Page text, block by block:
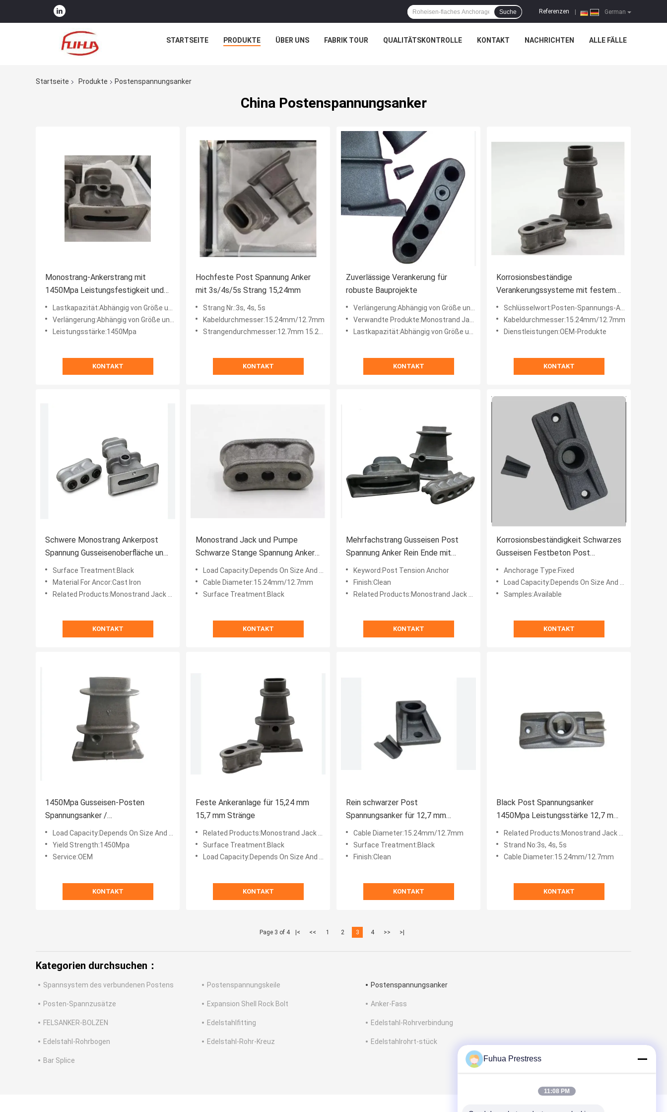
German
Referenzen
Suche
STARTSEITE PRODUKTE ÜBER UNS FABRIK TOUR QUALITÄTSKONTROLLE KONTAKT NACHRICHTEN ALLE FÄLLE
Startseite Produkte Postenspannungsanker
China Postenspannungsanker
Monostrang-Ankerstrang mit
1450Mpa Leistungsfestigkeit und
schwarzer Oberflächenbehandlung
Lastkapazität:Abhängig von Größe und Design
Verlängerung:Abhängig von Größe und Design
Leistungsstärke:1450Mpa
KONTAKT
Hochfeste Post Spannung Anker
mit 3s/4s/5s Strang 15,24mm
Strang Nr.:3s, 4s, 5s
Kabeldurchmesser:15.24mm/12.7mm
Strangendurchmesser:12.7mm 15.2mm 15.7mm
KONTAKT
Zuverlässige Verankerung für
robuste Bauprojekte
Verlängerung:Abhängig von Größe und Design
Verwandte Produkte:Monostrand Jack und Pumpe
Lastkapazität:Abhängig von Größe und Design
KONTAKT
Korrosionsbeständige
Verankerungssysteme mit festem
Verankerungstyp aus Gusseisen
Schlüsselwort:Posten-Spannungs-Anker
Kabeldurchmesser:15.24mm/12.7mm
Dienstleistungen:OEM-Produkte
KONTAKT
Schwere Monostrang Ankerpost
Spannung Gusseisenoberfläche und
mehrere Strangendurchmesser
Surface Treatment:Black
Material For Ancor:Cast Iron
Related Products:Monostrand Jack And Pump
KONTAKT
Monostrand Jack und Pumpe
Schwarze Stange Spannung Anker
Korrosionsbeständigkeit OEM
Service verfügbar
Load Capacity:Depends On Size And Design
Cable Diameter:15.24mm/12.7mm
Surface Treatment:Black
KONTAKT
Mehrfachstrang Gusseisen Post
Spannung Anker Rein Ende mit
mehreren Strang Durchmesser
Keyword:Post Tension Anchor
Finish:Clean
Related Products:Monostrand Jack And Pump
KONTAKT
Korrosionsbeständigkeit Schwarzes
Gusseisen Festbeton Post
Spannungssystem mit verfügbaren
Proben
Anchorage Type:Fixed
Load Capacity:Depends On Size And Design
Samples:Available
KONTAKT
1450Mpa Gusseisen-Posten
Spannungsanker /
Spannungsankerstrang mit
Strangendurchmesser 12,7 mm
Load Capacity:Depends On Size And Design
Yield Strength:1450Mpa
Service:OEM
KONTAKT
Feste Ankeranlage für 15,24 mm
15,7 mm Stränge
Related Products:Monostrand Jack And Pump
Surface Treatment:Black
Load Capacity:Depends On Size And Design
KONTAKT
Rein schwarzer Post
Spannungsanker für 12,7 mm
Kabeldurchmesser Festankerung
Typ verfügbare Proben
Cable Diameter:15.24mm/12.7mm
Surface Treatment:Black
Finish:Clean
KONTAKT
Black Post Spannungsanker
1450Mpa Leistungsstärke 12,7 mm
15,2 mm 15,7 mm
Strangendurchmesser
Related Products:Monostrand Jack And Pump
Strand No:3s, 4s, 5s
Cable Diameter:15.24mm/12.7mm
KONTAKT
Page 3 of 4 |< << 1 2 3 4 >> >|
Kategorien durchsuchen：
Spannsystem des verbundenen Postens Postenspannungskeile Postenspannungsanker
Posten-Spannzusätze Expansion Shell Rock Bolt Anker-Fass
FELSANKER-BOLZEN Edelstahlfitting Edelstahl-Rohrverbindung
Edelstahl-Rohrbogen Edelstahl-Rohr-Kreuz Edelstahlrohrt-stück
Bar Splice Fuhua Prestress
11:08 PM